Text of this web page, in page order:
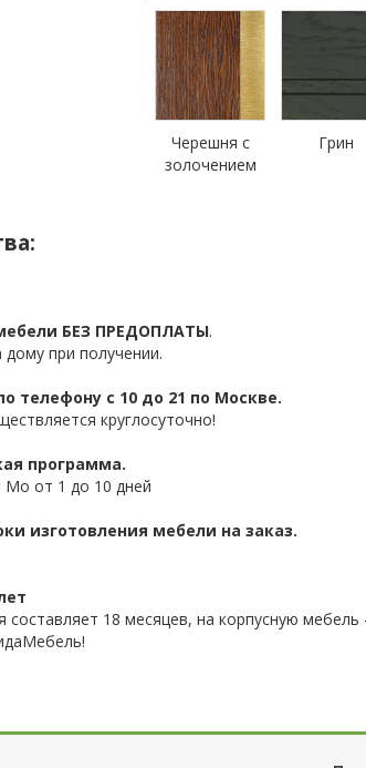
Черешня с
золочением
Грин
БЕЗ ПРЕДОПЛАТЫ.
при получении.
телефону с 10 до 21 по Москве.
круглосуточно!
программа.
Мо от 1 до 10 дней
изготовления мебели на заказ.
18 месяцев, на корпусную